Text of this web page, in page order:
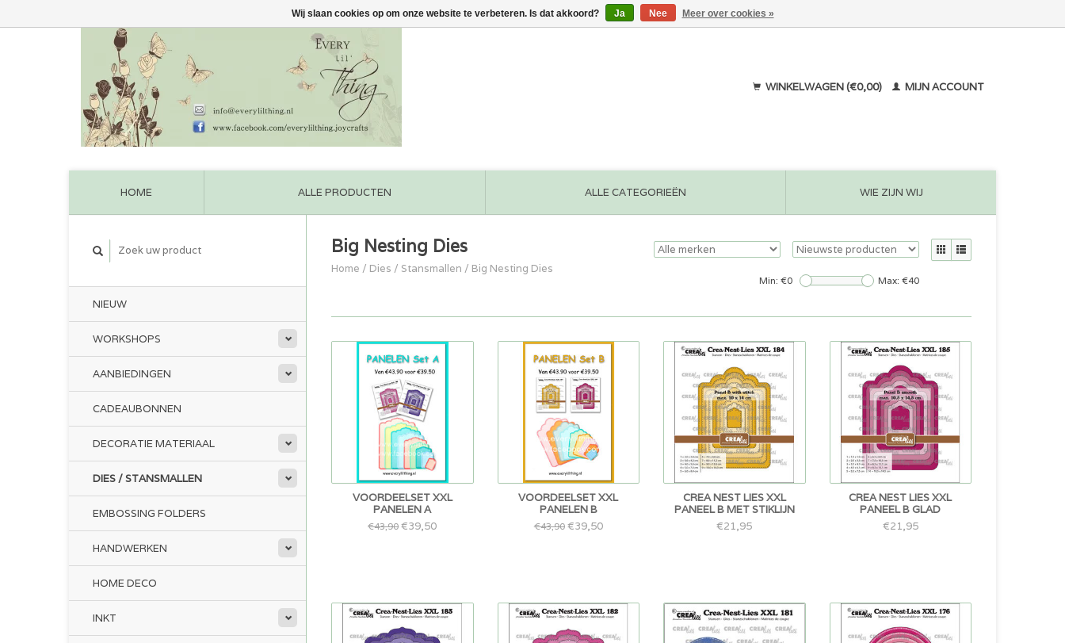
WINKELWAGEN (€0,00) MIJN ACCOUNT
HOME ALLE PRODUCTEN ALLE CATEGORIEËN WIE ZIJN WIJ
NIEUW
WORKSHOPS
AANBIEDINGEN
CADEAUBONNEN
DECORATIE MATERIAAL
DIES / STANSMALLEN
EMBOSSING FOLDERS
HANDWERKEN
HOME DECO
INKT
Big Nesting Dies
Home / Dies / Stansmallen / Big Nesting Dies
Min: €0 Max: €40
VOORDEELSET XXL
PANELEN A
€43,90 €39,50
VOORDEELSET XXL
PANELEN B
€43,90€39,50
CREA NEST LIES XXL
PANEEL B MET STIKLIJN
€21,95
CREA NEST LIES XXL
PANEEL B GLAD
€21,95
Wij slaan cookies op om onze website te verbeteren. Is dat akkoord? Ja Nee Meer over cookies »